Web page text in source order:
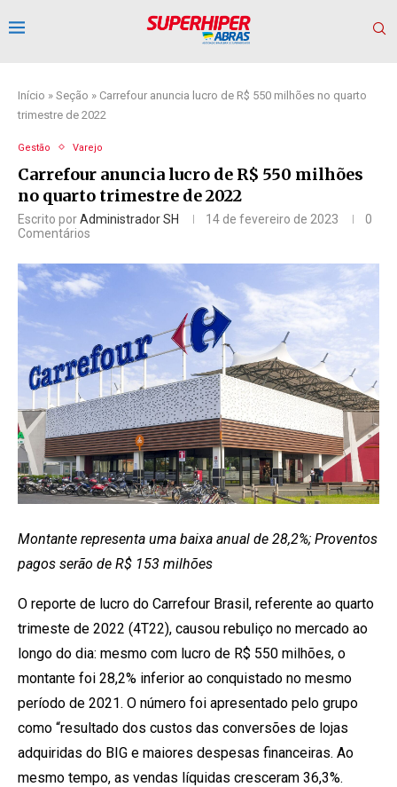
Início » Seção » Carrefour anuncia lucro de R$ 550 milhões no quarto
trimestre de 2022
Gestão Varejo
Carrefour anuncia lucro de R$ 550 milhões
no quarto trimestre de 2022
Escrito porAdministrador SH 14 de fevereiro de 2023
0
Comentários
Montante representa uma baixa anual de 28,2%; Proventos
pagos serão de R$ 153 milhões
O reporte de lucro do Carrefour Brasil, referente ao quarto
trimeste de 2022 (4T22), causou rebuliço no mercado ao
longo do dia: mesmo com lucro de R$ 550 milhões, o
montante foi 28,2% inferior ao conquistado no mesmo
período de 2021. O número foi apresentado pelo grupo
como “resultado dos custos das conversões de lojas
adquiridas do BIG e maiores despesas financeiras. Ao
mesmo tempo, as vendas líquidas cresceram 36,3%.